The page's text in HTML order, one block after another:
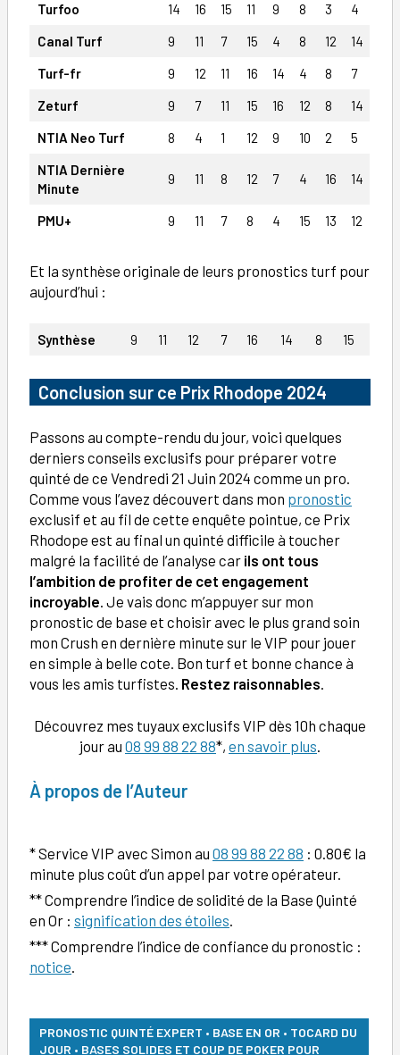
Turfoo 14 16 15 11 9 8 3
4
Canal Turf
9 11 7 15 4 8 12
14
Turf-fr
9 12 11 16 14 4 8
7
Zeturf
9 7 11 15 16 12 8
14
NTIA Neo Turf
8 4 1 12 9 10 2
5
NTIA Dernière
Minute
9 11 8 12 7 4 16 14
PMU+ 9 11 7 8 4 15 13 12
Et la synthèse originale de leurs pronostics turf pour
aujourd’hui :
Synthèse 9 11 12 7 16 14 8 15
Conclusion sur ce Prix Rhodope 2024
Passons au compte-rendu du jour, voici quelques
derniers conseils exclusifs pour préparer votre
quinté de ce Vendredi 21 Juin 2024 comme un pro.
Comme vous l’avez découvert dans mon pronostic
exclusif et au fil de cette enquête pointue, ce Prix
Rhodope est au final un quinté difficile à toucher
malgré la facilité de l’analyse car ils ont tous
l’ambition de profiter de cet engagement
incroyable. Je vais donc m’appuyer sur mon
pronostic de base et choisir avec le plus grand soin
mon Crush en dernière minute sur le VIP pour jouer
en simple à belle cote. Bon turf et bonne chance à
vous les amis turfistes. Restez raisonnables.
Découvrez mes tuyaux exclusifs VIP dès 10h chaque
jour au 08 99 88 22 88*, en savoir plus.
À propos de l’Auteur
* Service VIP avec Simon au 08 99 88 22 88 : 0.80€ la
minute plus coût d’un appel par votre opérateur.
** Comprendre l’indice de solidité de la Base Quinté
en Or : signification des étoiles
*** Comprendre l’indice de confiance du pronostic :
notice
PRONOSTIC QUINTÉ EXPERT • BASE EN OR • TOCARD DU
JOUR • BASES SOLIDES ET COUP DE POKER POUR